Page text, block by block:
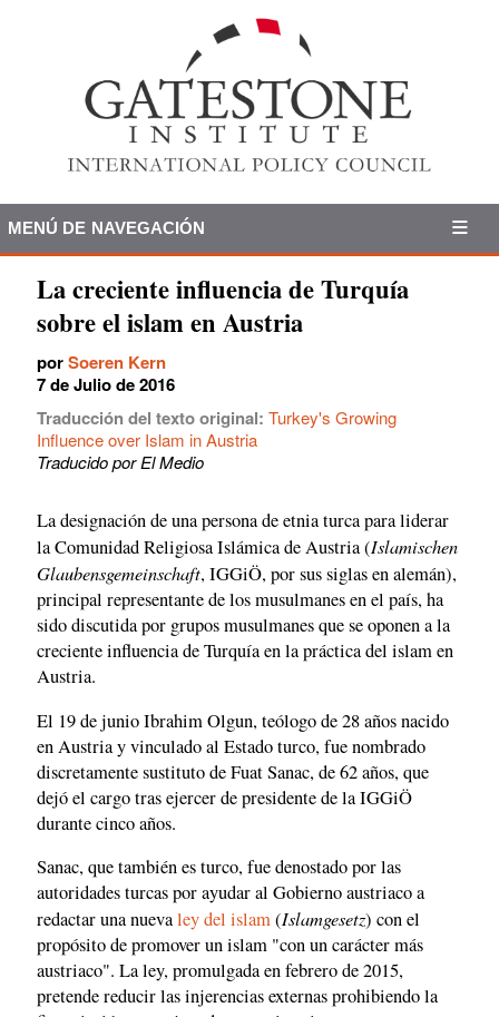
MENÚ DE NAVEGACIÓN
La creciente influencia de Turquía
sobre el islam en Austria
porSoeren Kern
7 de Julio de 2016
Traducción del texto original: Turkey's Growing
Influence over Islam in Austria
Traducido por El Medio
La designación de una persona de etnia turca para liderar
la Comunidad Religiosa Islámica de Austria (Islamischen
Glaubensgemeinschaft, IGGiÖ, por sus siglas en alemán),
principal representante de los musulmanes en el país, ha
sido discutida por grupos musulmanes que se oponen a la
creciente influencia de Turquía en la práctica del islam en
Austria.
El 19 de junio Ibrahim Olgun, teólogo de 28 años nacido
en Austria y vinculado al Estado turco, fue nombrado
discretamente sustituto de Fuat Sanac, de 62 años, que
dejó el cargo tras ejercer de presidente de la IGGiÖ
durante cinco años.
Sanac, que también es turco, fue denostado por las
autoridades turcas por ayudar al Gobierno austriaco a
redactar una nuevaley del islam(Islamgesetz) con el
propósito de promover un islam "con un carácter más
austriaco". La ley, promulgada en febrero de 2015,
pretende reducir las injerencias externas prohibiendo la